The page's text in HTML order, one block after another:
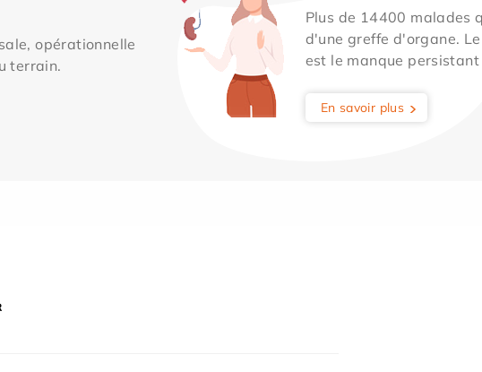
opérationnelle
terrain.
Plus de 14400 malades
d'une greffe d'organe.
est le manque
En savoir plus